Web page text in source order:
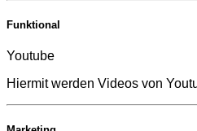
Funktional
Youtube
Hiermit werden Videos von